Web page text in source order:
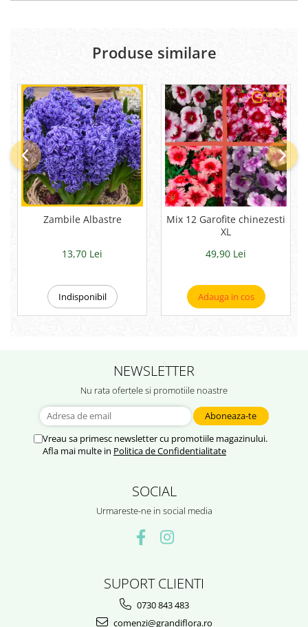
Produse similare
Zambile Albastre
13,70 Lei
Indisponibil
Mix 12 Garofite chinezesti
XL
49,90 Lei
Adauga in cos
NEWSLETTER
Nu rata ofertele si promotiile noastre
Vreau sa primesc newsletter cu promotiile magazinului.
Afla mai multe in Politica de Confidentialitate
SOCIAL
Urmareste-ne in social media
SUPORT CLIENTI
0730 843 483
comenzi@grandiflora.ro